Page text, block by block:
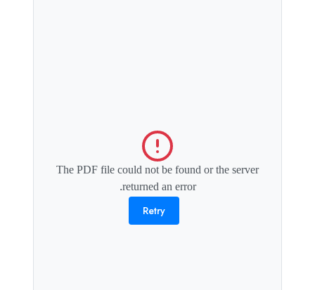
The PDF file could not be found or the server
returned an error.
Retry